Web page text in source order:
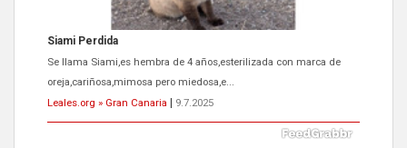
Siami Perdida
Se llama Siami,es hembra de 4 años,esterilizada con marca de
oreja,cariñosa,mimosa pero miedosa,e...
Leales.org » Gran Canaria
9.7.2025